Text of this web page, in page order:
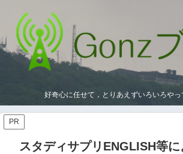
好奇心に任せて，とりあえずいろいろや
PR
スタディサプリENGLISH等